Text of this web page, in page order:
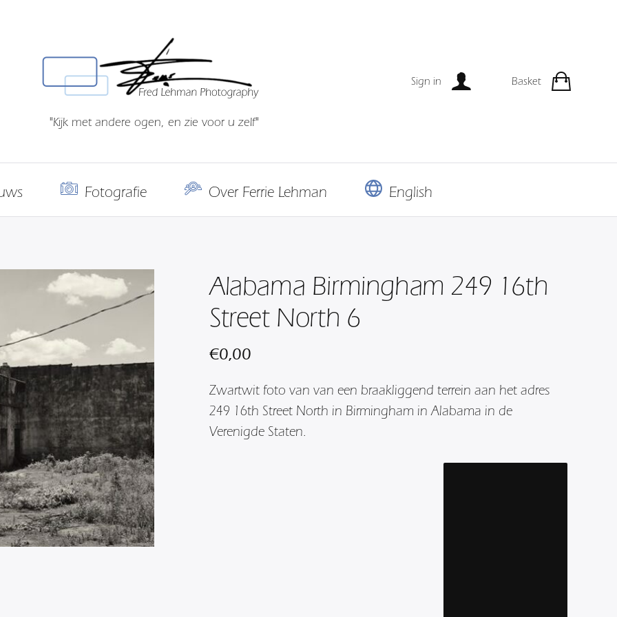
"Kijk met andere ogen, en zie voor u zelf"
Sign in Basket
Fotografie Over Ferrie Lehman English
Alabama Birmingham 249 16th
Street North 6
€0,00
Zwartwit foto van van een braakliggend terrein aan het adres
249 16th Street North in Birmingham in Alabama in de
Verenigde Staten.